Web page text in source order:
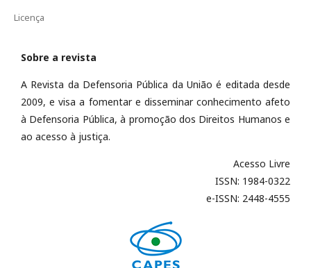
Licença
Sobre a revista
A Revista da Defensoria Pública da União é editada desde
2009, e visa a fomentar e disseminar conhecimento afeto
à Defensoria Pública, à promoção dos Direitos Humanos e
ao acesso à justiça.
Acesso Livre
ISSN: 1984-0322
e-ISSN: 2448-4555